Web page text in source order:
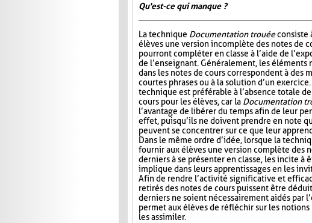
Qu'est-ce qui manque ?
La technique Documentation trouéeconsiste
élèves une version incomplète des notes de
pourront compléter en classe à l’aide de
de l’enseignant. Généralement, les éléments
dans les notes de cours correspondent à des
courtes phrases ou à la solution d’un
technique est préférable à l’absence totale
cours pour les élèves, car la Documentation
l’avantage de libérer du temps afin de leur
effet, puisqu’ils ne doivent prendre en note
peuvent se concentrer sur ce que leur
Dans le même ordre d’idée, lorsque la
fournir aux élèves une version complète des
derniers à se présenter en classe, les incite
implique dans leurs apprentissages en les
Afin de rendre l’activité significative et
retirés des notes de cours puissent être
derniers ne soient nécessairement aidés par
permet aux élèves de réfléchir sur les
les assimiler.